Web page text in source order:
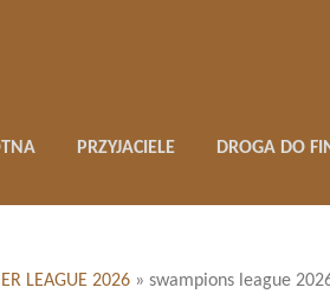
PRZYJACIELE DROGA DO
LEAGUE 2026 » swampions league